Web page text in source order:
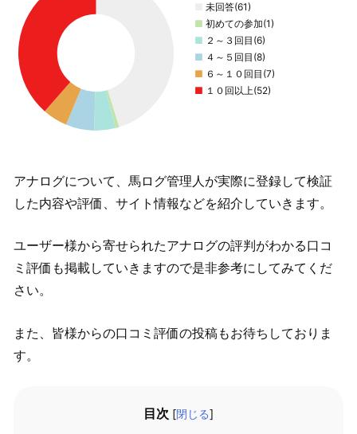
未回答(61)
■ 初めての参加(1)
■ ２～３回目(6)
■ ４～５回目(8)
■ ６～１０回目(7)
■ １０回以上(52)
アナログについて、馬ログ管理人が実際に登録して検証
した内容や評価、サイト情報などを紹介していきます。
ユーザー様から寄せられたアナログの評判がわかる口コ
ミ評価も掲載していきますので是非参考にしてみてくだ
さい。
また、皆様からの口コミ評価の投稿もお待ちしておりま
す。
目次 [閉じる]